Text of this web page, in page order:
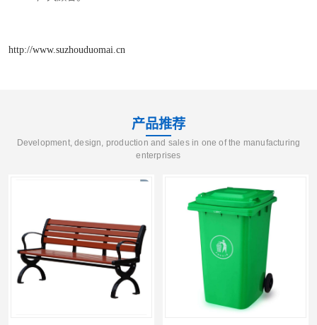
http://www.suzhouduomai.cn
产品推荐
Development, design, production and sales in one of the manufacturing
enterprises